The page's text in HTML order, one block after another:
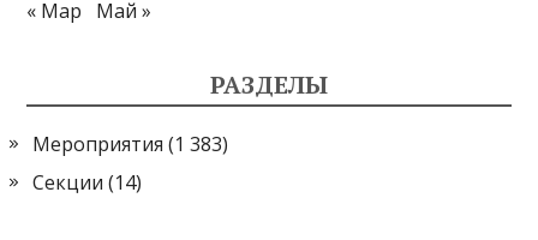
« Мар Май »
РАЗДЕЛЫ
Мероприятия (1 383)
Секции (14)